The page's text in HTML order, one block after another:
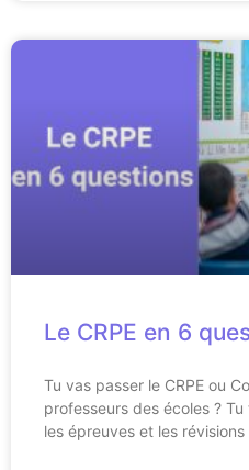
Le CRPE en 6
Tu vas passer le CRPE ou
professeurs des écoles ?
les épreuves et les